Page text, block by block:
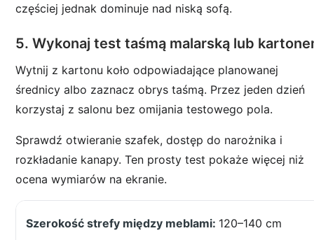
częściej jednak dominuje nad niską sofą.
5. Wykonaj test taśmą malarską lub
Wytnij z kartonu koło odpowiadające planowanej
średnicy albo zaznacz obrys taśmą. Przez jeden dzień
korzystaj z salonu bez omijania testowego pola.
Sprawdź otwieranie szafek, dostęp do narożnika i
rozkładanie kanapy. Ten prosty test pokaże więcej niż
ocena wymiarów na ekranie.
120–140 cm